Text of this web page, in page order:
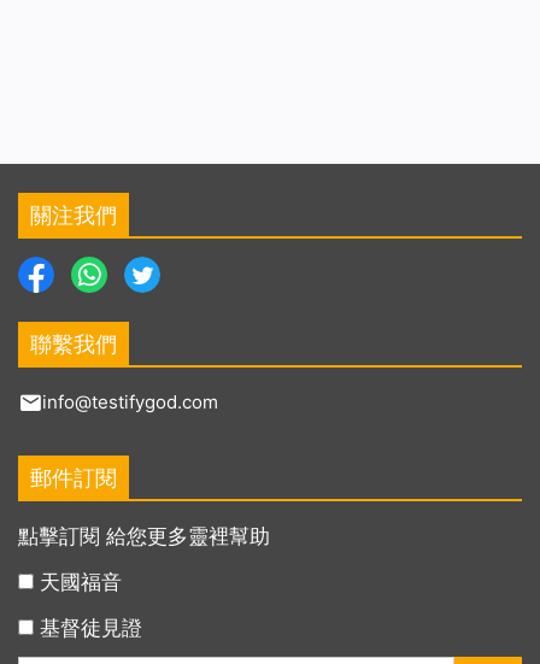
關注我們
聯繫我們
info@testifygod.com
郵件訂閱
點擊訂閱 給您更多靈裡幫助
天國福音
基督徒見證